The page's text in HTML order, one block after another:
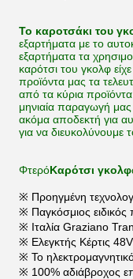
Το καροτσάκι του
εξαρτήματα με το
εξαρτήματα τα
καρότσι του γκολφ
προϊόντα μας τα
από τα κύρια
μηνιαία παραγωγή μας
ακόμα αποδεκτή για
για να διευκολύνουμε
ΦτερόΚαρότσι γκολφ
※ Προηγμένη
※ Παγκόσμιος
※ Ιταλία Graziano
※ Ελεγκτής Κέρτις
※ Το
※ 100% αδιάβροχος